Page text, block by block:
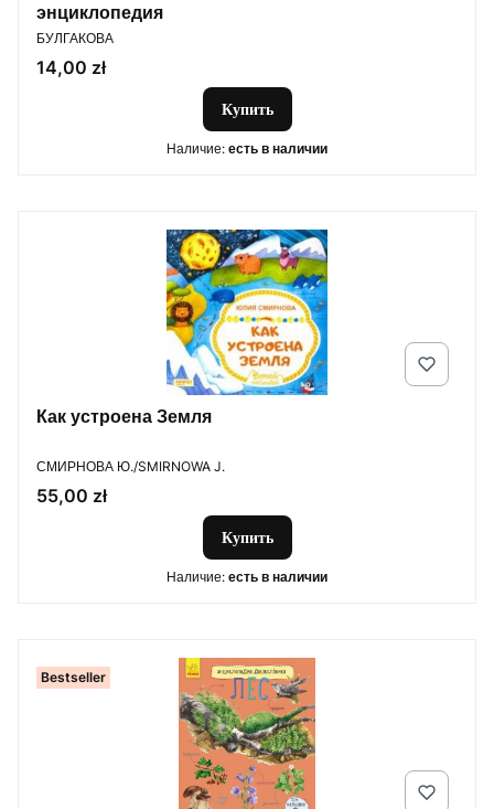
энциклопедия
ПРОИЗВОДИТЕЛЬ
БУЛГАКОВА
Цена
14,00 zł
Купить
Наличие: есть в наличии
Как устроена Земля
ПРОИЗВОДИТЕЛЬ
СМИРНОВА Ю./SMIRNOWA J.
Цена
55,00 zł
Купить
Наличие: есть в наличии
Bestseller